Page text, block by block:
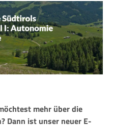
mehr über die
Dann ist unser neuer E-